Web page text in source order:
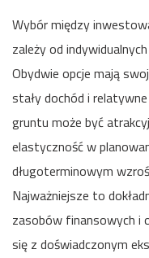
Wybór między
zależy od
Obydwie opcje mają
stały dochód i
gruntu może być
elastyczność w
długoterminowym
Najważniejsze to
zasobów finansowych i
się z doświadczonym